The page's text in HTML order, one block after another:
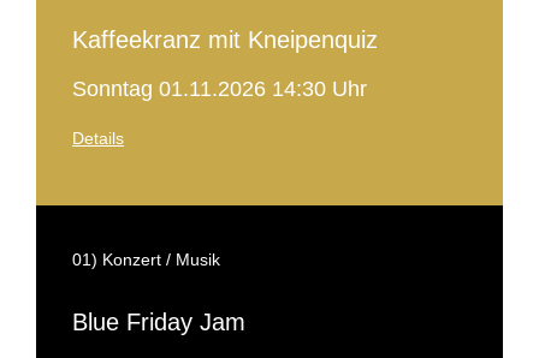
Kaffeekranz mit Kneipenquiz
Sonntag 01.11.2026 14:30 Uhr
Details
01) Konzert / Musik
Blue Friday Jam